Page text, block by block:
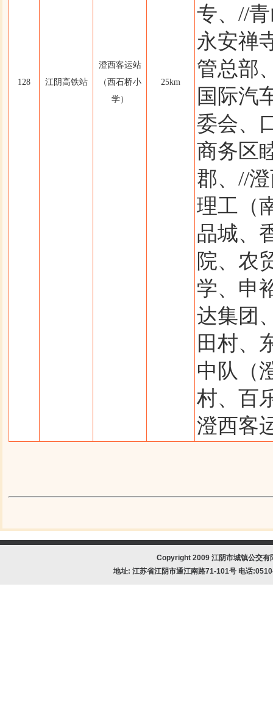
128 江阴高铁站
澄西客运站
（西石桥小
学）
25km
专、//
永安禅
管总部
国际汽
委会、
商务区
郡、//
理工（
品城、
院、农
学、申
达集团
田村、
中队（
村、百
澄西客
Copyright 2009 江阴市城镇公交
地址: 江苏省江阴市通江南路71-101号 电话